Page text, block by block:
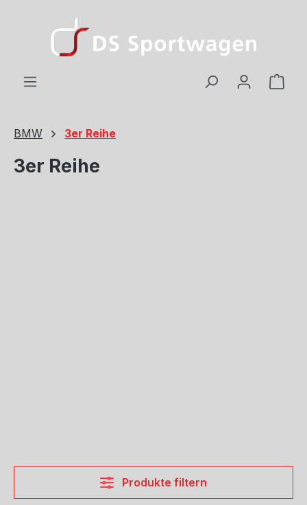
Zum Hauptinhalt springen
BMW 3er Reihe
3er Reihe
Produkte filtern